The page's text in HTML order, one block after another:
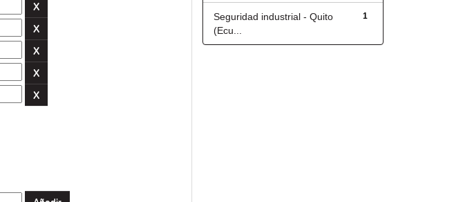
1
Seguridad industrial - Quito
(Ecu...